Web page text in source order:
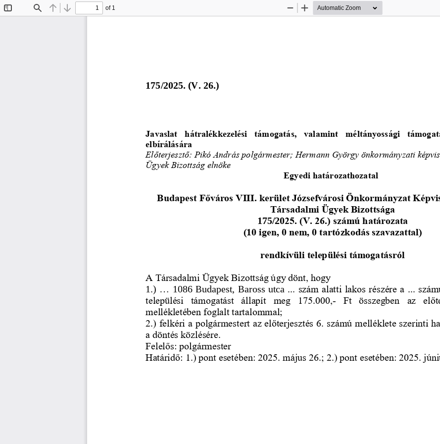
Find Previous
Next
of 1
Zoom
Zoom
175/2025. (V. 26.)
Javaslat  hátralékkezelési  támogatás,  valamint  méltányossági
elbírálására
Előterjesztő: Pikó András polgármester; Hermann György önkormányzati
Ügyek Bizottság elnöke
Egyedi határozathozatal
Budapest Főváros VIII. kerület Józsefvárosi Önkormányzat
Társadalmi Ügyek Bizottsága
175/2025. (V. 26.) számú határozata
(10 igen, 0 nem, 0 tartózkodás szavazattal)
rendkívüli települési támogatásról
A Társadalmi Ügyek Bizottság úgy dönt, hogy
1.) ... 1086 Budapest, Baross utca . szám alatti lakos részére a
.
települési  támogatást  állapít  meg  175.000, - Ft  összegben
az
mellékletében foglalt tartalommal;
2.) felkéri a polgármestert az előterjesztés 6. számú melléklete szerinti
a döntés közlésére.
Felelős: polgármester
Határidő: 1.) pont esetében: 2025. május 26.; 2.) pont esetében: 2025.